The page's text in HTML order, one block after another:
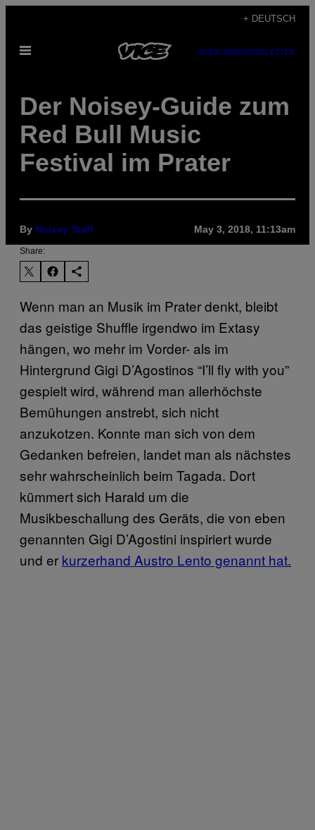
content
+ DEUTSCH
Open
SUBSCRIBENEWSLETTER
Der Noisey-Guide zum
Red Bull Music
Festival im Prater
By Noisey Staff May 3, 2018, 11:13am
Share:
Wenn man an Musik im Prater denkt, bleibt
das geistige Shuffle irgendwo im Extasy
hängen, wo mehr im Vorder- als im
Hintergrund Gigi D’Agostinos “I’ll fly with you”
gespielt wird, während man allerhöchste
Bemühungen anstrebt, sich nicht
anzukotzen. Konnte man sich von dem
Gedanken befreien, landet man als nächstes
sehr wahrscheinlich beim Tagada. Dort
kümmert sich Harald um die
Musikbeschallung des Geräts, die von eben
genannten Gigi D’Agostini inspiriert wurde
und er kurzerhand Austro Lento genannt hat.